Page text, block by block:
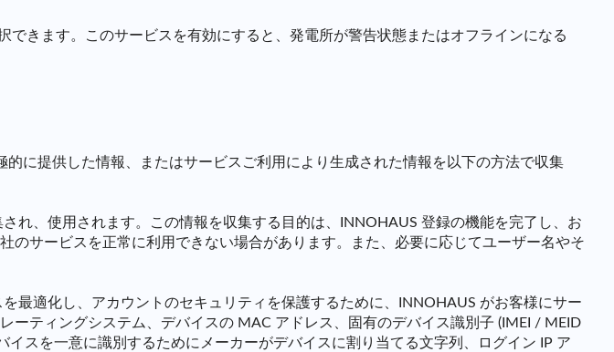
きます。このサービスを有効にすると、発電所が警告状態またはオフラインになる
に提供した情報、またはサービスご利用により生成された情報を以下の方法で収集
れ、使用されます。この情報を収集する目的は、INNOHAUS 登録の機能を完了し、お
サービスを正常に利用できない場合があります。また、必要に応じてユーザー名やそ
最適化し、アカウントのセキュリティを保護するために、INNOHAUS がお客様にサー
ティングシステム、デバイスの MAC アドレス、固有のデバイス識別子 (IMEI / MEID
スを一意に識別するためにメーカーがデバイスに割り当てる文字列、ログイン IP ア